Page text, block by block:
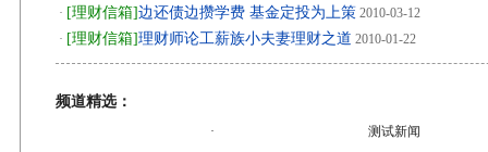
· [理财信箱]边还债边攒学费 基金定投为上策 2010-03-12
· [理财信箱]理财师论工薪族小夫妻理财之道 2010-01-22
频道精选：
· 测试新闻